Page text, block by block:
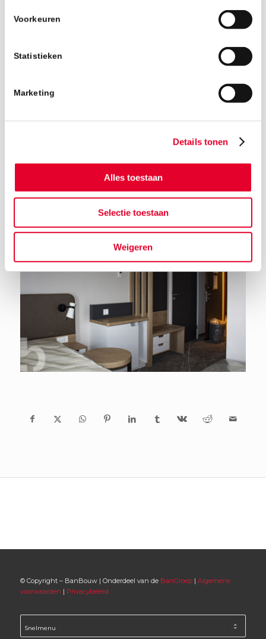
Voorkeuren
Statistieken
Marketing
Details tonen
Alles toestaan
Selectie toestaan
Weigeren
© Copyright – BanBouw | Onderdeel van de BanGroep| Algemene
voorwaarden | Privacybeleid